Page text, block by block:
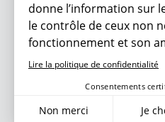
donne l’information sur
le contrôle de ceux non
fonctionnement et son
Lire la politique de confidentialité
Consentements
Non merci Je